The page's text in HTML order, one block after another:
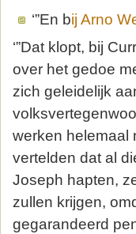
‘”En bij Arno
‘”Dat klopt, bij
over het gedoe
zich geleidelijk
werken helemaal
vertelden dat al
Joseph hapten,
zullen krijgen,
gegarandeerd